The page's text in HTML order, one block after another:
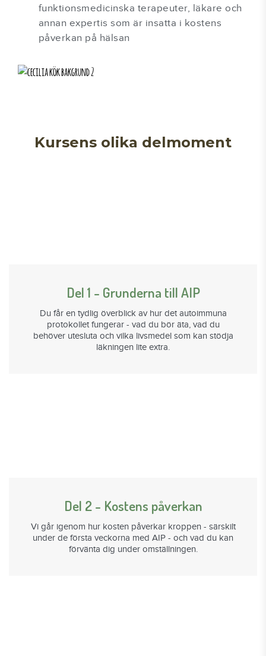
funktionsmedicinska terapeuter, läkare och
annan expertis som är insatta i kostens
påverkan på hälsan
Kursens olika delmoment
Del 1 - Grunderna till AIP
Du får en tydlig överblick av hur det autoimmuna
protokollet fungerar - vad du bör äta, vad du
behöver utesluta och vilka livsmedel som kan stödja
läkningen lite extra.
Del 2 - Kostens påverkan
Vi går igenom hur kosten påverkar kroppen - särskilt
under de första veckorna med AIP - och vad du kan
förvänta dig under omställningen.